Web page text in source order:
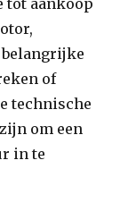
tot aankoop
of
technische
om een
in te